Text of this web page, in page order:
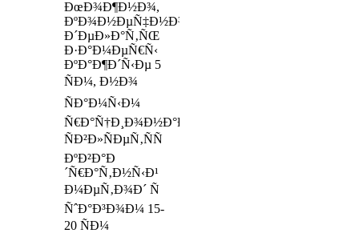
ÐœÐ¾Ð¶Ð½Ð¾,
ÐºÐ¾Ð½ÐµÑ‡Ð½Ð¾,
Ð´ÐµÐ»Ð°Ñ‚ÑŒ
Ð·Ð°Ð¼ÐµÑ€Ñ‹
ÐºÐ°Ð¶Ð´Ñ‹Ðµ 5
ÑÐ¼, Ð½Ð¾
ÑÐ°Ð¼Ñ‹Ð¼
Ñ€Ð°Ñ†Ð¸Ð¾Ð½Ð°Ð»ÑŒÐ½Ñ‹Ð¼
ÑÐ²Ð»ÑÐµÑ‚ÑÑ
ÐºÐ²Ð°Ð
´Ñ€Ð°Ñ‚Ð½Ñ‹Ð¹
Ð¼ÐµÑ‚Ð¾Ð´ Ñ
ÑˆÐ°Ð³Ð¾Ð¼ 15-
20 ÑÐ¼